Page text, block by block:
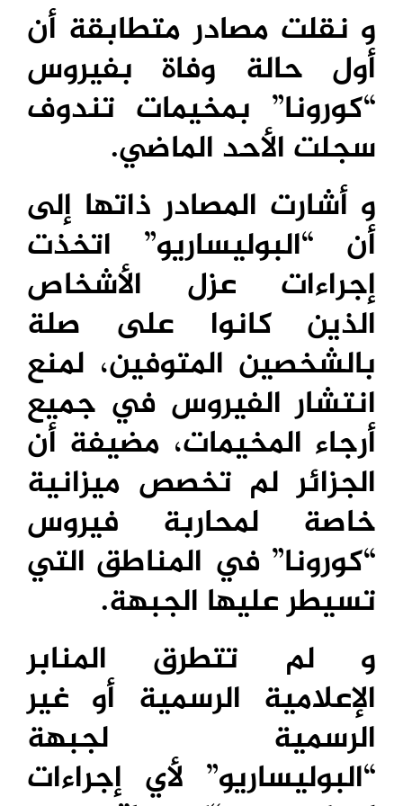
و نقلت مصادر متطابقة أن
أول حالة وفاة بفيروس
“كورونا” بمخيمات تندوف
سجلت الأحد الماضي.
و أشارت المصادر ذاتها إلى
أن “البوليساريو” اتخذت
إجراءات عزل الأشخاص
الذين كانوا على صلة
بالشخصين المتوفين، لمنع
انتشار الفيروس في جميع
أرجاء المخيمات، مضيفة أن
الجزائر لم تخصص ميزانية
خاصة لمحاربة فيروس
“كورونا” في المناطق التي
تسيطر عليها الجبهة.
و لم تتطرق المنابر
الإعلامية الرسمية أو غير
الرسمية لجبهة
“البوليساريو” لأي إجراءات